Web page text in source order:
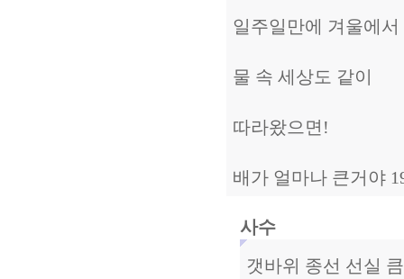
일주일만에 겨울에
물 속 세상도 같이
따라왔으면!
배가 얼마나 큰거야
사수
갯바위 종선 선실